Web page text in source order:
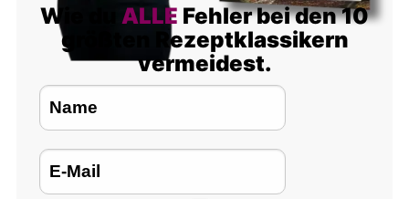
Wie du ALLE Fehler bei den 10
größten Rezeptklassikern
vermeidest.